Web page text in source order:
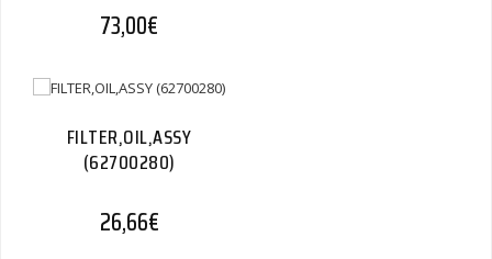
73,00€
FILTER,OIL,ASSY
(62700280)
26,66€